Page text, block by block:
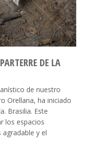
DE LA
de nuestro
Orellana, ha iniciado
Brasilia. Este
los espacios
y el